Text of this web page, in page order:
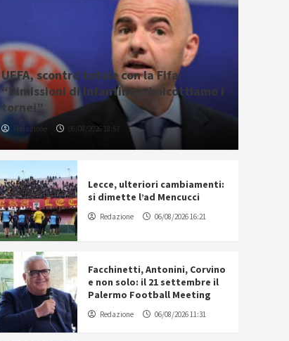
UEFA, scontro totale con la Fifa:
“Dimissioni di Infantino o boicottiamo i
tornei”
Redazione 06/08/2026 18:57
Lecce, ulteriori cambiamenti:
si dimette l’ad Mencucci
Redazione 06/08/2026 16:21
Facchinetti, Antonini, Corvino
e non solo: il 21 settembre il
Palermo Football Meeting
Redazione 06/08/2026 11:31